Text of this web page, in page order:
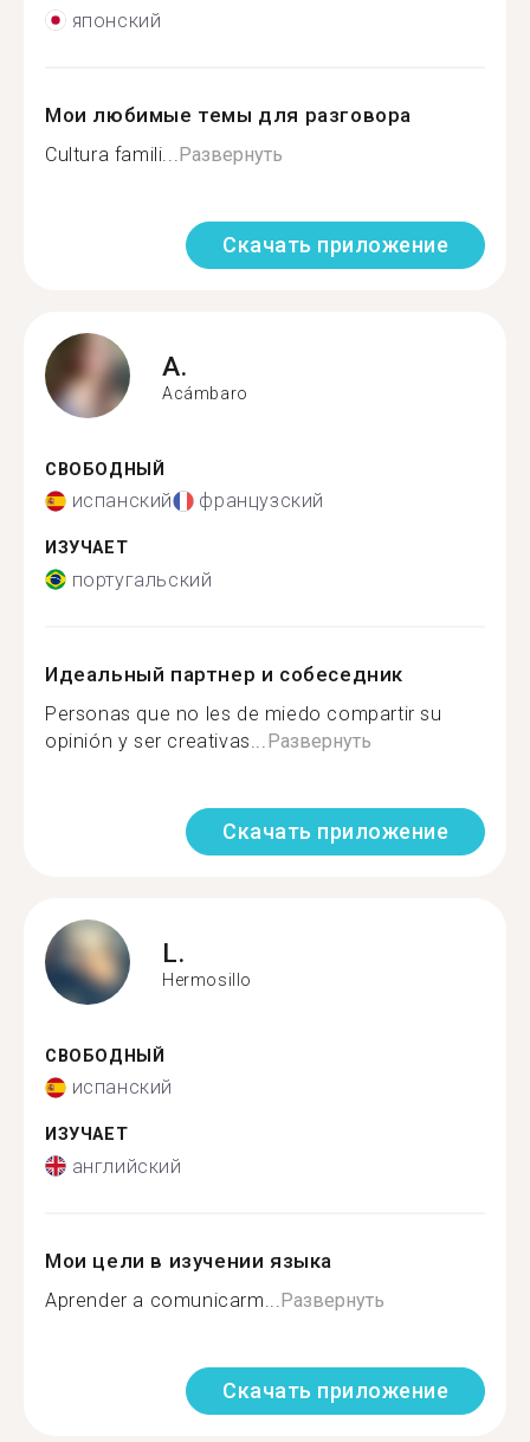
японский
Мои любимые темы для разговора
Cultura famili... Развернуть
Скачать приложение
A.
Acámbaro
СВОБОДНЫЙ
испанский французский
ИЗУЧАЕТ
португальский
Идеальный партнер и собеседник
Personas que no les de miedo compartir su
opinión y ser creativas... Развернуть
Скачать приложение
L.
Hermosillo
СВОБОДНЫЙ
испанский
ИЗУЧАЕТ
английский
Мои цели в изучении языка
Aprender a comunicarm... Развернуть
Скачать приложение